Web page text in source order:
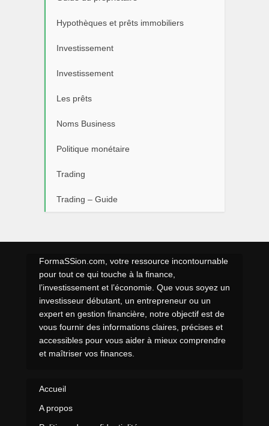
Hypothèques et prêts immobiliers
Investissement
Investissement
Les prêts
Noms Business
Politique monétaire
Trading
Trading – Guide
FormaSSion.com, votre ressource incontournable
pour tout ce qui touche à la finance,
l’investissement et l’économie. Que vous soyez un
investisseur débutant, un entrepreneur ou un
expert en gestion financière, notre objectif est de
vous fournir des informations claires, précises et
accessibles pour vous aider à mieux comprendre
et maîtriser vos finances.
Accueil
A propos